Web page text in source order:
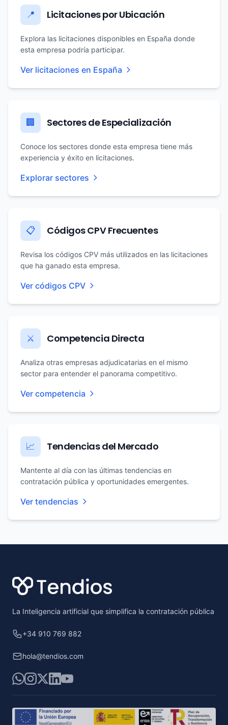
📍 Licitaciones por Ubicación
Explora las licitaciones disponibles en España donde
esta empresa podría participar.
Ver licitaciones en España
🏢 Sectores de Especialización
Conoce los sectores donde esta empresa tiene más
experiencia y éxito en licitaciones.
Explorar sectores
📋 Códigos CPV Frecuentes
Revisa los códigos CPV más utilizados en las licitaciones
que ha ganado esta empresa.
Ver códigos CPV
⚔️ Competencia Directa
Analiza otras empresas adjudicatarias en el mismo
sector para entender el panorama competitivo.
Ver competencia
📈 Tendencias del Mercado
Mantente al día con las últimas tendencias en
contratación pública y oportunidades emergentes.
Ver tendencias
La Inteligencia artificial que simplifica la contratación pública
+34 910 769 882
hola@tendios.com
WhatsApp
Instagram
X LinkedIn
YouTube